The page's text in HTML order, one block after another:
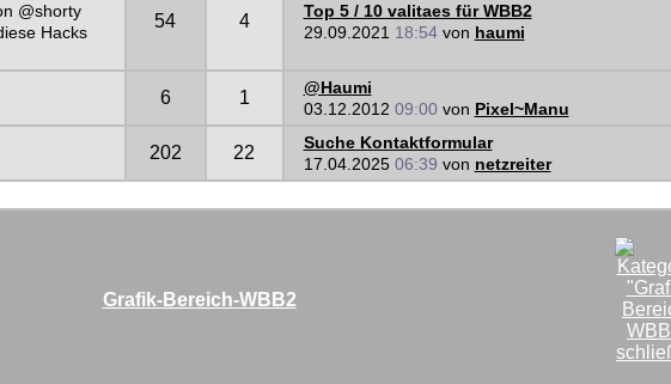
@shorty
Hacks
54 4
Top 5 / 10 valitaes für WBB2
29.09.2021 18:54von haumi
6 1
@Haumi
03.12.2012 09:00 von Pixel~Manu
202 22
Suche Kontaktformular
17.04.2025 06:39 von netzreiter
Grafik-Bereich-WBB2